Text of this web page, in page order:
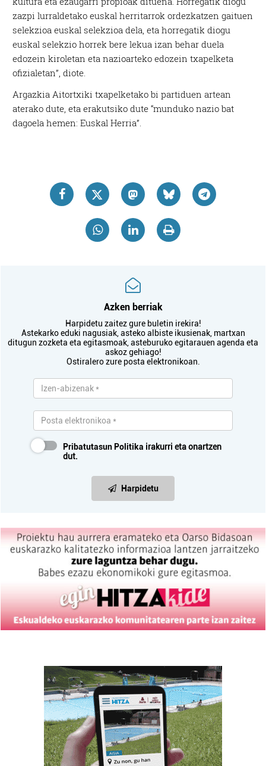
zazpi lurraldetako euskal herritarrok ordezkatzen gaituen
selekzioa euskal selekzioa dela, eta horregatik diogu
euskal selekzio horrek bere lekua izan behar duela
edozein kiroletan eta nazioarteko edozein txapelketa
ofizialetan”, diote.
Argazkia Aitortxiki txapelketako bi partiduen artean
aterako dute, eta erakutsiko dute “munduko nazio bat
dagoela hemen: Euskal Herria”.
Azken berriak
Harpidetu zaitez gure buletin irekira!
Astekarko eduki nagusiak, asteko albiste ikusienak, martxan
ditugun zozketa eta egitasmoak, asteburuko egitarauen agenda eta
askoz gehiago!
Ostiralero zure posta elektronikoan.
Pribatutasun Politika irakurri eta onartzen
dut.
Harpidetu